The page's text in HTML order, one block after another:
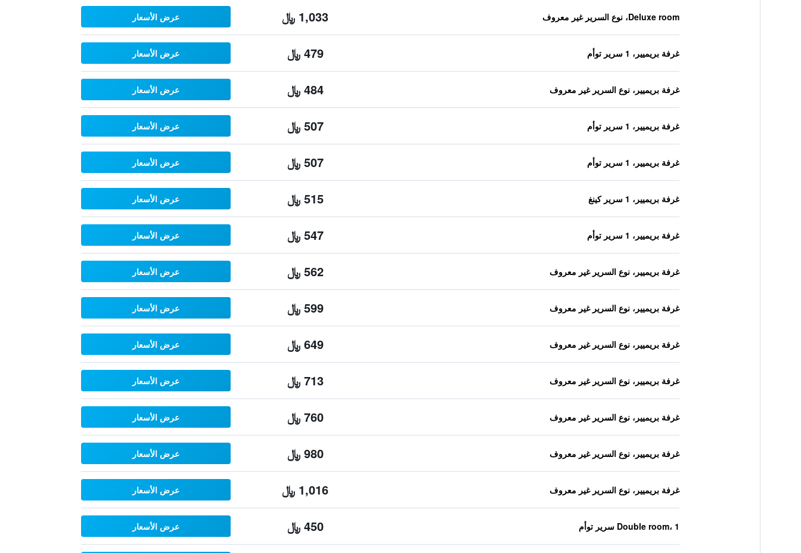
Deluxe room، نوع السرير غير معروف 1,033 ﷼ عرض الأسعار
غرفة بريميير، 1 سرير توأم 479 ﷼ عرض الأسعار
غرفة بريميير، نوع السرير غير معروف 484 ﷼ عرض الأسعار
غرفة بريميير، 1 سرير توأم 507 ﷼ عرض الأسعار
غرفة بريميير، 1 سرير توأم 507 ﷼ عرض الأسعار
غرفة بريميير، 1 سرير كينغ 515 ﷼ عرض الأسعار
غرفة بريميير، 1 سرير توأم 547 ﷼ عرض الأسعار
غرفة بريميير، نوع السرير غير معروف 562 ﷼ عرض الأسعار
غرفة بريميير، نوع السرير غير معروف 599 ﷼ عرض الأسعار
غرفة بريميير، نوع السرير غير معروف 649 ﷼ عرض الأسعار
غرفة بريميير، نوع السرير غير معروف 713 ﷼ عرض الأسعار
غرفة بريميير، نوع السرير غير معروف 760 ﷼ عرض الأسعار
غرفة بريميير، نوع السرير غير معروف 980 ﷼ عرض الأسعار
غرفة بريميير، نوع السرير غير معروف 1,016 ﷼ عرض الأسعار
Double room، 1 سرير توأم 450 ﷼ عرض الأسعار